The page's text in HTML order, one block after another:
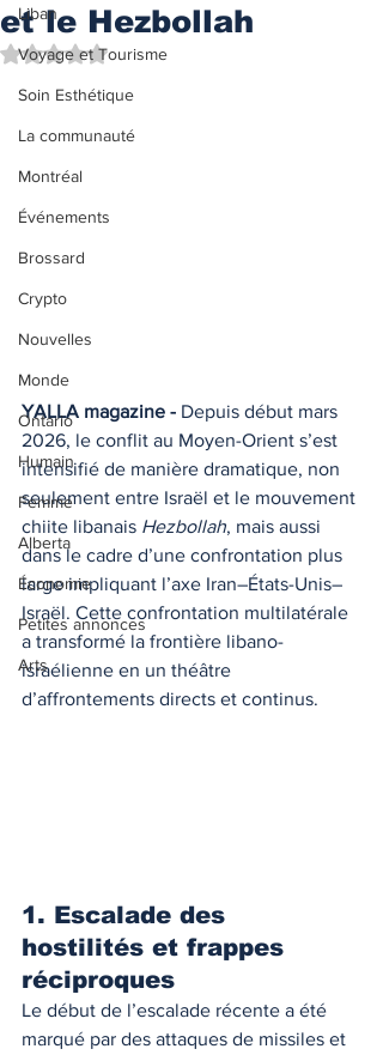
Liban
Voyage et Tourisme
Soin Esthétique
La communauté
Montréal
Événements
Brossard
Crypto
Nouvelles
Monde
Ontario
Humain
Femme
Alberta
Économie
Petites annonces
Arts
et le Hezbollah
Noté NaN étoiles sur 5.
YALLA magazine - Depuis début mars
2026, le conflit au Moyen-Orient s’est
intensifié de manière dramatique, non
seulement entre Israël et le mouvement
chiite libanais Hezbollah, mais aussi
dans le cadre d’une confrontation plus
large impliquant l’axe Iran–États-Unis–
Israël. Cette confrontation multilatérale
a transformé la frontière libano-
israélienne en un théâtre
d’affrontements directs et continus.
1. Escalade des
hostilités et frappes
réciproques
Le début de l’escalade récente a été
marqué par des attaques de missiles et